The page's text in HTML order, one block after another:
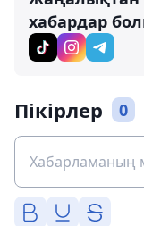
хабардар
Пікірлер 0